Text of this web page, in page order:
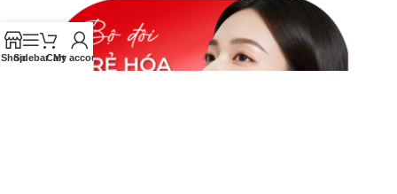
ShopSidebarCart
My account